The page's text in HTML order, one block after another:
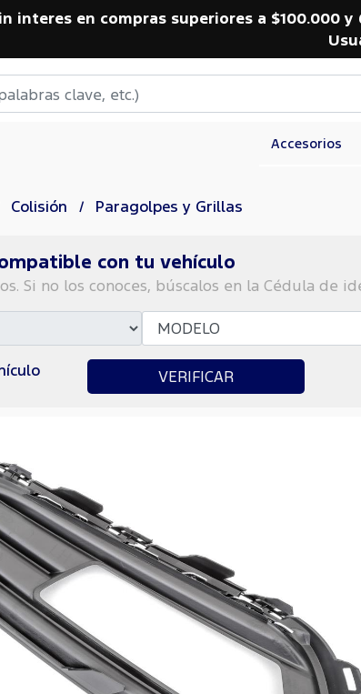
interes en compras superiores a $100.000
Accesorios
Colisión Paragolpes y Grillas
con tu vehículo
Si no los conoces, búscalos en la Cédula de
VERIFICAR